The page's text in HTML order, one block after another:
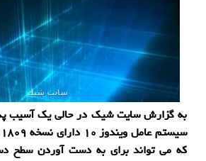
که می تواند برای به دست آوردن سطح